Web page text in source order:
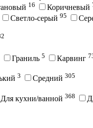
16 Коричневый
Светло-серый 95
Граниль 5 Карвинг
3 Средний 305
Для кухни/ванной 368